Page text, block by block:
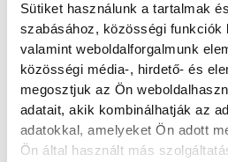
Sütiket használunk a tartalmak
szabásához, közösségi funkciók
valamint weboldalforgalmunk
közösségi média-, hirdető- és
megosztjuk az Ön
adatait, akik kombinálhatják az
adatokkal, amelyeket Ön adott
Ön által használt más